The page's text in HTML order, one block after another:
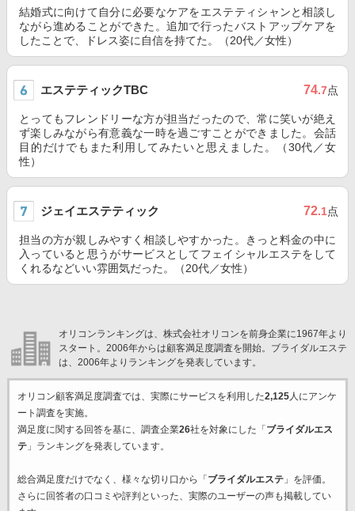
結婚式に向けて自分に必要なケアをエステティシャンと相談し
ながら進めることができた。追加で行ったバストアップケアを
したことで、ドレス姿に自信を持てた。（20代／女性）
エステティックTBC 74.7点
とってもフレンドリーな方が担当だったので、常に笑いが絶え
ず楽しみながら有意義な一時を過ごすことができました。会話
目的だけでもまた利用してみたいと思えました。（30代／女
性）
ジェイエステティック 72.1点
担当の方が親しみやすく相談しやすかった。きっと料金の中に
入っていると思うがサービスとしてフェイシャルエステをして
くれるなどいい雰囲気だった。（20代／女性）
オリコンランキングは、株式会社オリコンを前身企業に1967年より
スタート。2006年からは顧客満足度調査を開始。ブライダルエステ
は、2006年よりランキングを発表しています。
オリコン顧客満足度調査では、実際にサービスを利用した2,125人にアンケ
ート調査を実施。
満足度に関する回答を基に、調査企業26社を対象にした「 ブライダルエス
テ」ランキングを発表しています。
総合満足度だけでなく、様々な切り口から「 ブライダルエステ」を評価。
さらに回答者の口コミや評判といった、実際のユーザーの声も掲載してい